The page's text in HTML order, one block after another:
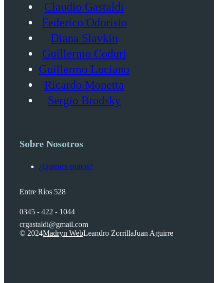
Claudio Gastaldi
Federico Odorisio
Diana Slavkin
Guillermo Coduri
Guillermo Luciano
Ricardo Monetta
Sergio Brodsky
Sobre Nosotros
¿Quienes somos?
Entre Ríos 528
0345 - 422 - 1044
crgastaldi@gmail.com
© 2024Madryn WebLeandro ZorrillaJuan Aguirre